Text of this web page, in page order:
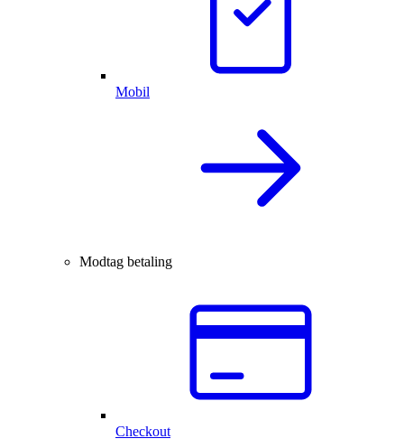
Mobil
Modtag betaling
Checkout